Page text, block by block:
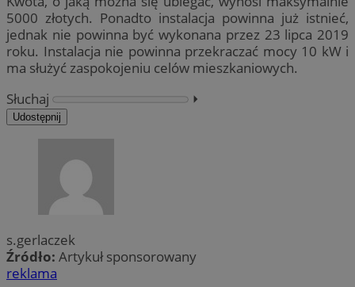
5000 złotych. Ponadto instalacja powinna już istnieć,
jednak nie powinna być wykonana przez 23 lipca 2019
roku. Instalacja nie powinna przekraczać mocy 10 kW i
ma służyć zaspokojeniu celów mieszkaniowych.
Słuchaj
⏵︎
Udostępnij
s.gerlaczek
Źródło: Artykuł sponsorowany
reklama